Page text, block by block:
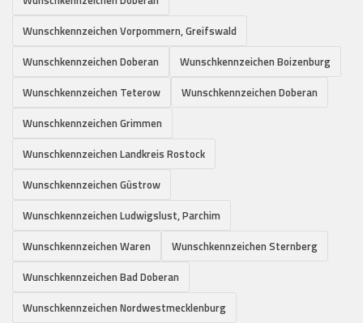
Wunschkennzeichen Vorpommern, Greifswald
Wunschkennzeichen Doberan
Wunschkennzeichen Boizenburg
Wunschkennzeichen Teterow
Wunschkennzeichen Doberan
Wunschkennzeichen Grimmen
Wunschkennzeichen Landkreis Rostock
Wunschkennzeichen Güstrow
Wunschkennzeichen Ludwigslust, Parchim
Wunschkennzeichen Waren
Wunschkennzeichen Sternberg
Wunschkennzeichen Bad Doberan
Wunschkennzeichen Nordwestmecklenburg